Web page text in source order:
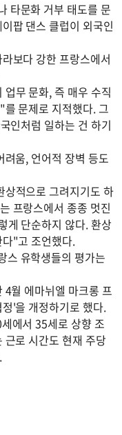
타문화 거부 태도를 문
팝 댄스 클럽이 외국인
보다 강한 프랑스에서
무 문화, 즉 매우 수직
문제로 지적했다. 그
인처럼 일하는 건 하기
움, 언어적 장벽 등도
적으로 그려지기도 하
프랑스에서 종종 멋진
게 단순하지 않다. 환상
"고 조언했다.
스 유학생들의 평가는
4월 에마뉘엘 마크롱 프
'을 개정하기로 했다.
에서 35세로 상향 조
근로 시간도 현재 주당